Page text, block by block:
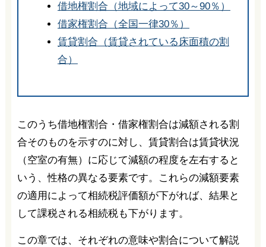
借地権割合（地域によって30～90％）
借家権割合（全国一律30％）
賃貸割合（賃貸されている床面積の割
合）
このうち借地権割合・借家権割合は減額される割
合そのものを示すのに対し、賃貸割合は賃貸状況
（空室の有無）に応じて減額の程度を左右すると
いう、性格の異なる要素です。これらの減額要素
の適用によって相続税評価額が下がれば、結果と
して課税される相続税も下がります。
この章では、それぞれの意味や割合について解説